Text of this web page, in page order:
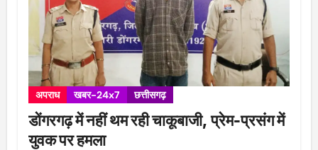
अपराध खबर-24x7 छत्तीसगढ़
डोंगरगढ़ में नहीं थम रही चाकूबाजी, प्रेम-प्रसंग में
युवक पर हमला